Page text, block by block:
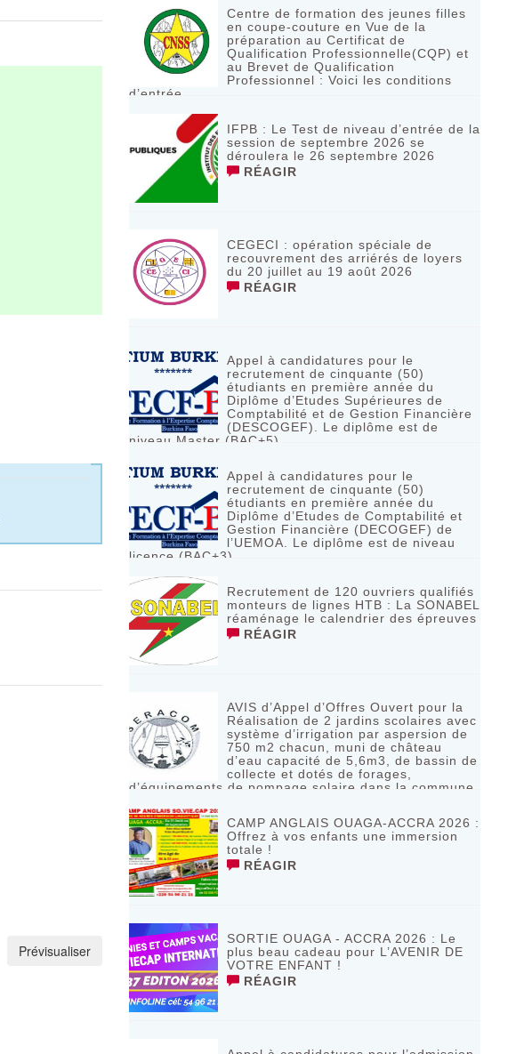
Centre de formation des jeunes filles
en coupe-couture en Vue de la
préparation au Certificat de
Qualification Professionnelle(CQP) et
au Brevet de Qualification
Professionnel : Voici les conditions
d’entrée
IFPB : Le Test de niveau d’entrée de la
session de septembre 2026 se
déroulera le 26 septembre 2026
RÉAGIR
CEGECI : opération spéciale de
recouvrement des arriérés de loyers
du 20 juillet au 19 août 2026
RÉAGIR
Appel à candidatures pour le
recrutement de cinquante (50)
étudiants en première année du
Diplôme d’Etudes Supérieures de
Comptabilité et de Gestion Financière
(DESCOGEF). Le diplôme est de
niveau Master (BAC+5)
Appel à candidatures pour le
recrutement de cinquante (50)
étudiants en première année du
Diplôme d’Etudes de Comptabilité et
Gestion Financière (DECOGEF) de
l’UEMOA. Le diplôme est de niveau
licence (BAC+3)
Recrutement de 120 ouvriers qualifiés
monteurs de lignes HTB : La SONABEL
réaménage le calendrier des épreuves
RÉAGIR
AVIS d’Appel d’Offres Ouvert pour la
Réalisation de 2 jardins scolaires avec
système d’irrigation par aspersion de
750 m2 chacun, muni de château
d’eau capacité de 5,6m3, de bassin de
collecte et dotés de forages,
d’équipements de pompage solaire dans la commune
RÉAGIR
CAMP ANGLAIS OUAGA-ACCRA 2026 :
Offrez à vos enfants une immersion
totale !
RÉAGIR
SORTIE OUAGA - ACCRA 2026 : Le
plus beau cadeau pour L’AVENIR DE
VOTRE ENFANT !
RÉAGIR